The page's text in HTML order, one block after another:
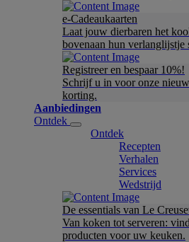
e-Cadeaukaarten
Laat jouw dierbaren het
bovenaan hun verlanglijstje
Registreer en bespaar 10%!
Schrijf u in voor onze
korting.
Aanbiedingen
Ontdek
Ontdek
Recepten
Verhalen
Services
Wedstrijd
De essentials van Le
Van koken tot serveren:
producten voor uw keuken.